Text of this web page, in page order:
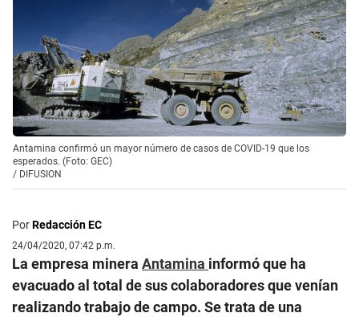
Antamina confirmó un mayor número de casos de COVID-19 que los
esperados. (Foto: GEC)
/ DIFUSION
PorRedacción EC
24/04/2020, 07:42 p.m.
La empresa minera Antamina informó que ha
evacuado al total de sus colaboradores que venían
realizando trabajo de campo. Se trata de una